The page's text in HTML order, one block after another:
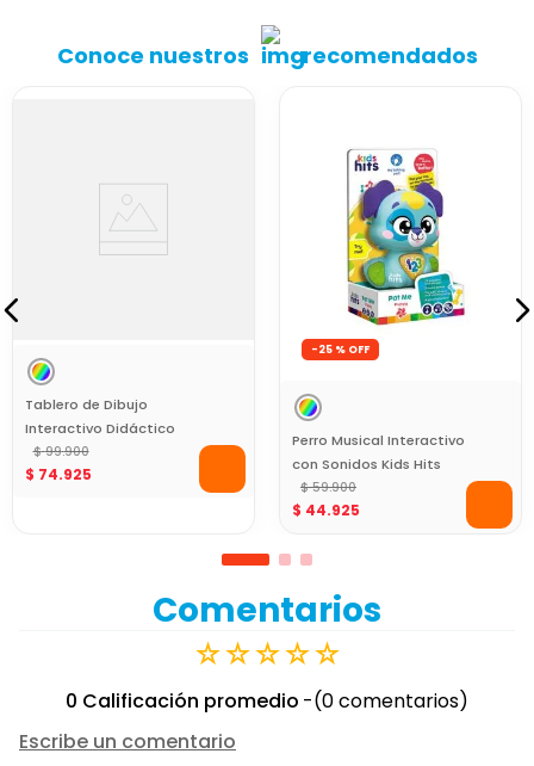
Conoce nuestros recomendados
Tablero de Dibujo
Interactivo Didáctico
Kids Hits
$ 99.900
$ 74.925
-25 %
Perro Musical Interactivo
con Sonidos Kids Hits
$ 59.900
$ 44.925
Comentarios
☆☆☆☆☆
0 Calificación promedio
(0 comentarios)
Escribe un comentario